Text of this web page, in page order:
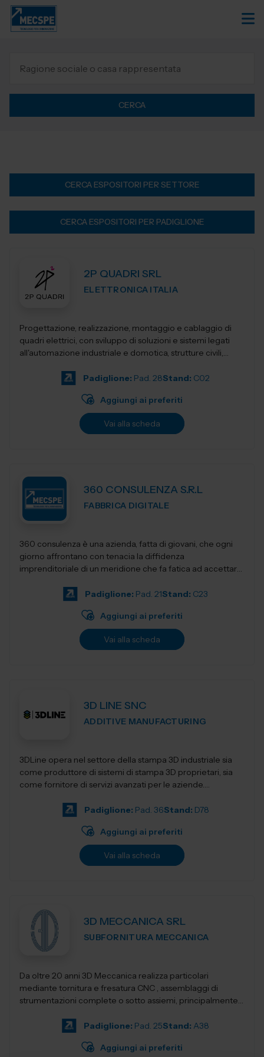
CERCA
CERCA ESPOSITORI PER SETTORE
CERCA ESPOSITORI PER PADIGLIONE
2P QUADRI SRL
ELETTRONICA ITALIA
Progettazione, realizzazione, montaggio e cablaggio di
quadri elettrici, con sviluppo di soluzioni e sistemi legati
all'automazione industriale e domotica, strutture civili,
Padiglione: Pad. 28Stand: C02
Aggiungi ai preferiti
Vai alla scheda
360 CONSULENZA S.R.L
FABBRICA DIGITALE
360 consulenza è una azienda, fatta di giovani, che ogni
giorno affrontano con tenacia la diffidenza
imprenditoriale di un meridione che fa fatica ad accettare
Padiglione: Pad. 21Stand: C23
Aggiungi ai preferiti
Vai alla scheda
3D LINE SNC
ADDITIVE MANUFACTURING
3DLine opera nel settore della stampa 3D industriale sia
come produttore di sistemi di stampa 3D proprietari, sia
come fornitore di servizi avanzati per le aziende.
Padiglione: Pad. 36Stand: D78
Aggiungi ai preferiti
Vai alla scheda
3D MECCANICA SRL
SUBFORNITURA MECCANICA
Da oltre 20 anni 3D Meccanica realizza particolari
mediante tornitura e fresatura CNC , assemblaggi di
strumentazioni complete o sotto assiemi, principalmente
Padiglione: Pad. 25Stand: A38
Aggiungi ai preferiti